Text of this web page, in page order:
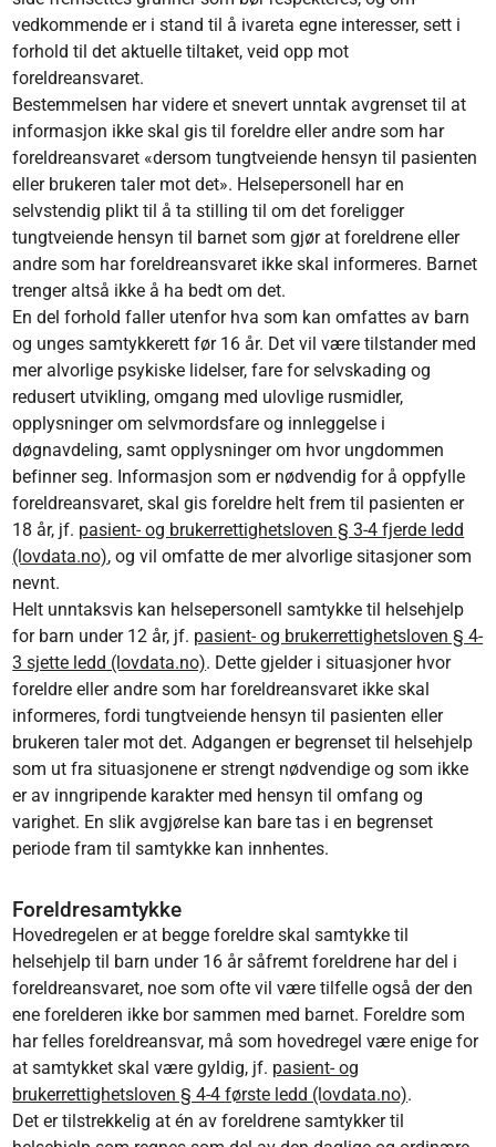
vedkommende er i stand til å ivareta egne interesser, sett i
forhold til det aktuelle tiltaket, veid opp mot
foreldreansvaret.
Bestemmelsen har videre et snevert unntak avgrenset til at
informasjon ikke skal gis til foreldre eller andre som har
foreldreansvaret «dersom tungtveiende hensyn til pasienten
eller brukeren taler mot det». Helsepersonell har en
selvstendig plikt til å ta stilling til om det foreligger
tungtveiende hensyn til barnet som gjør at foreldrene eller
andre som har foreldreansvaret ikke skal informeres. Barnet
trenger altså ikke å ha bedt om det.
En del forhold faller utenfor hva som kan omfattes av barn
og unges samtykkerett før 16 år. Det vil være tilstander med
mer alvorlige psykiske lidelser, fare for selvskading og
redusert utvikling, omgang med ulovlige rusmidler,
opplysninger om selvmordsfare og innleggelse i
døgnavdeling, samt opplysninger om hvor ungdommen
befinner seg. Informasjon som er nødvendig for å oppfylle
foreldreansvaret, skal gis foreldre helt frem til pasienten er
18 år, jf. pasient- og brukerrettighetsloven § 3-4 fjerde ledd
(lovdata.no), og vil omfatte de mer alvorlige sitasjoner som
nevnt.
Helt unntaksvis kan helsepersonell samtykke til helsehjelp
for barn under 12 år, jf. pasient- og brukerrettighetsloven § 4-
3 sjette ledd (lovdata.no). Dette gjelder i situasjoner hvor
foreldre eller andre som har foreldreansvaret ikke skal
informeres, fordi tungtveiende hensyn til pasienten eller
brukeren taler mot det. Adgangen er begrenset til helsehjelp
som ut fra situasjonene er strengt nødvendige og som ikke
er av inngripende karakter med hensyn til omfang og
varighet. En slik avgjørelse kan bare tas i en begrenset
periode fram til samtykke kan innhentes.
Foreldresamtykke
Hovedregelen er at begge foreldre skal samtykke til
helsehjelp til barn under 16 år såfremt foreldrene har del i
foreldreansvaret, noe som ofte vil være tilfelle også der den
ene forelderen ikke bor sammen med barnet. Foreldre som
har felles foreldreansvar, må som hovedregel være enige for
at samtykket skal være gyldig, jf. pasient- og
brukerrettighetsloven § 4-4 første ledd (lovdata.no).
Det er tilstrekkelig at én av foreldrene samtykker til